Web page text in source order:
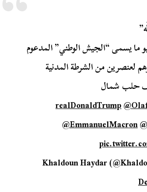
ما يسمى “الجيش الوطني” المدعوم
لعنصرين من الشرطة المدنية
حلب شمال
@EmmanuelMacron